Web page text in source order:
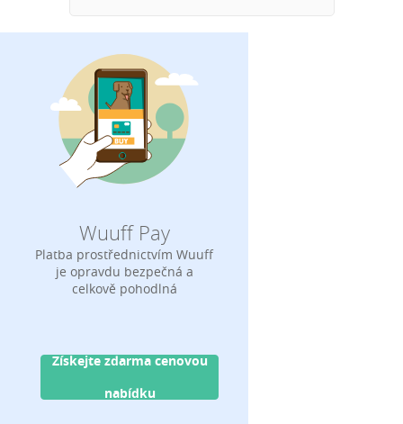
Wuuff Pay
Platba prostřednictvím Wuuff
je opravdu bezpečná a
celkově pohodlná
Získejte zdarma cenovou
nabídku